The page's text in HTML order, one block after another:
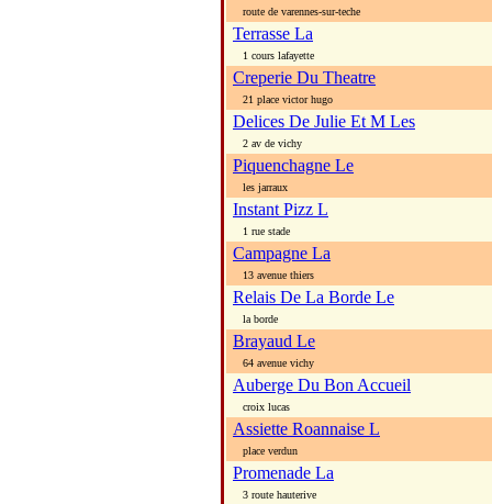
route de varennes-sur-teche
Terrasse La
1 cours lafayette
Creperie Du Theatre
21 place victor hugo
Delices De Julie Et M Les
2 av de vichy
Piquenchagne Le
les jarraux
Instant Pizz L
1 rue stade
Campagne La
13 avenue thiers
Relais De La Borde Le
la borde
Brayaud Le
64 avenue vichy
Auberge Du Bon Accueil
croix lucas
Assiette Roannaise L
place verdun
Promenade La
3 route hauterive